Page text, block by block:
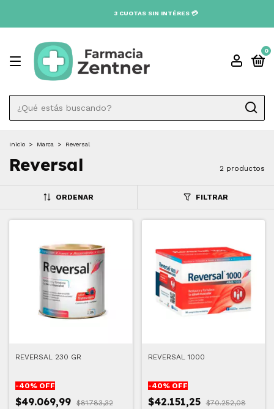
0
Inicio > Marca > Reversal
Reversal 2 productos
ORDENAR FILTRAR
REVERSAL 230 GR
-40% OFF
$49.069,99 $81.783,32
REVERSAL 1000
-40% OFF
$42.151,25 $70.252,08